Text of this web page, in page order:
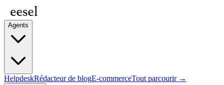
Agents
HelpdeskRédacteur de blogE-commerceTout parcourir →